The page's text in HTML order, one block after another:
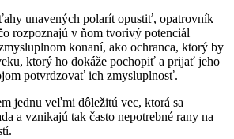
unavených polarít opustiť, opatrovník
rozpoznajú v ňom tvorivý potenciál
konaní, ako ochranca, ktorý by
ktorý ho dokáže pochopiť a prijať jeho
potvrdzovať ich zmysluplnosť.
jednu veľmi dôležitú vec, ktorá sa
a vznikajú tak často nepotrebné rany na